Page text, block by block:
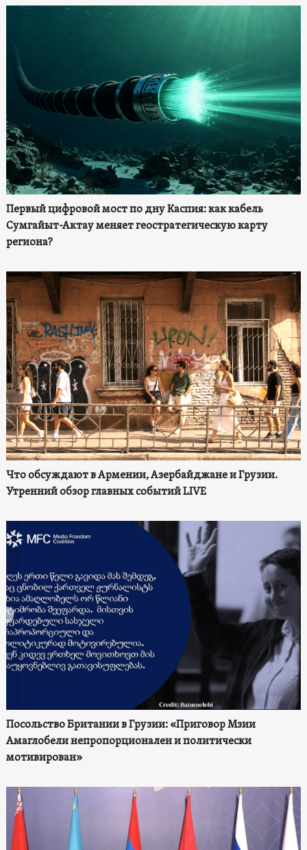
Первый цифровой мост по дну Каспия: как кабель
Сумгайыт-Актау меняет геостратегическую карту
региона?
Что обсуждают в Армении, Азербайджане и Грузии.
Утренний обзор главных событий LIVE
Посольство Британии в Грузии: «Приговор Мзии
Амаглобели непропорционален и политически
мотивирован»